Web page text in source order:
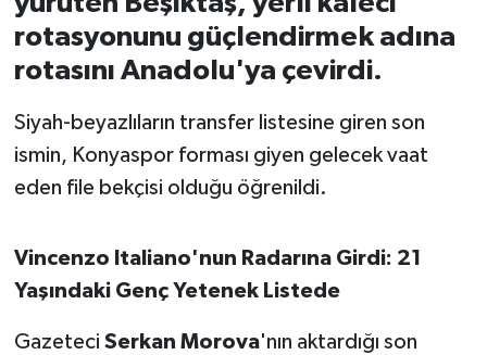
rotasyonunu güçlendirmek adına
rotasını Anadolu'ya çevirdi.
Siyah-beyazlıların transfer listesine giren son
ismin, Konyaspor forması giyen gelecek vaat
eden file bekçisi olduğu öğrenildi.
Vincenzo Italiano'nun Radarına Girdi: 21
Yaşındaki Genç Yetenek Listede
Gazeteci Serkan Morova'nın aktardığı son
İvrindi
Kepsut